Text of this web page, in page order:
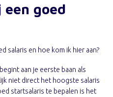
goed
salaris en hoe kom ik hier aan?
aan je eerste baan als
niet direct het hoogste salaris
startsalaris te bepalen is het